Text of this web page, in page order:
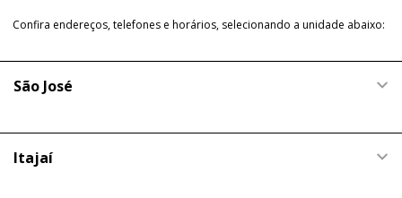
Confira endereços, telefones e horários, selecionando a unidade abaixo:
São José
Itajaí